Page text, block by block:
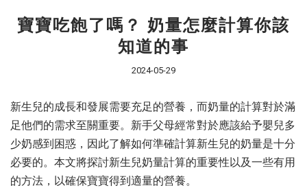
寶寶吃飽了嗎？ 奶量怎麼計算你該
知道的事
2024-05-29
新生兒的成長和發展需要充足的營養，而奶量的計算對於滿
足他們的需求至關重要。新手父母經常對於應該給予嬰兒多
少奶感到困惑，因此了解如何準確計算新生兒的奶量是十分
必要的。本文將探討新生兒奶量計算的重要性以及一些有用
的方法，以確保寶寶得到適量的營養。